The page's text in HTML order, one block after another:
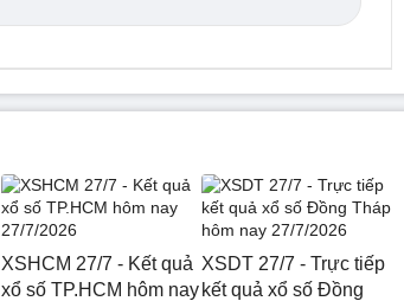
XSHCM 27/7 - Kết quả
xổ số TP.HCM hôm nay
XSDT 27/7 - Trực tiếp
kết quả xổ số Đồng